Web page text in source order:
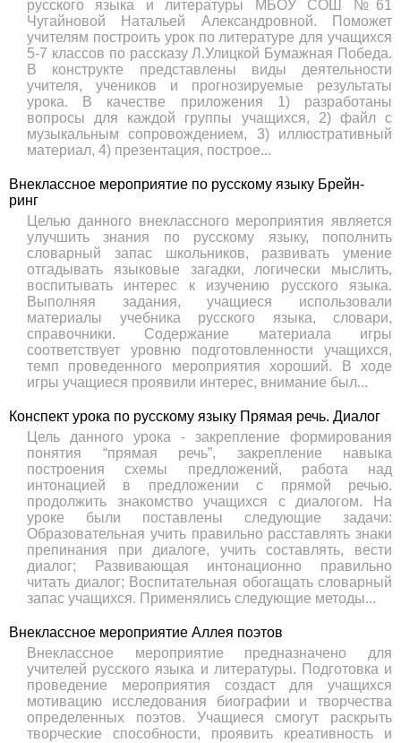
русского языка и литературы МБОУ СОШ №61
Чугайновой Натальей Александровной. Поможет
учителям построить урок по литературе для учащихся
5-7 классов по рассказу Л.Улицкой Бумажная Победа.
В конструкте представлены виды деятельности
учителя, учеников и прогнозируемые результаты
урока. В качестве приложения 1) разработаны
вопросы для каждой группы учащихся, 2) файл с
музыкальным сопровождением, 3) иллюстративный
материал, 4) презентация, построе...
Внеклассное мероприятие по русскому языку Брейн-
ринг
Целью данного внеклассного мероприятия является
улучшить знания по русскому языку, пополнить
словарный запас школьников, развивать умение
отгадывать языковые загадки, логически мыслить,
воспитывать интерес к изучению русского языка.
Выполняя задания, учащиеся использовали
материалы учебника русского языка, словари,
справочники. Содержание материала игры
соответствует уровню подготовленности учащихся,
темп проведенного мероприятия хороший. В ходе
игры учащиеся проявили интерес, внимание был...
Конспект урока по русскому языку Прямая речь. Диалог
Цель данного урока - закрепление формирования
понятия “прямая речь”, закрепление навыка
построения схемы предложений, работа над
интонацией в предложении с прямой речью.
продолжить знакомство учащихся с диалогом. На
уроке были поставлены следующие задачи:
Образовательная учить правильно расставлять знаки
препинания при диалоге, учить составлять, вести
диалог; Развивающая интонационно правильно
читать диалог; Воспитательная обогащать словарный
запас учащихся. Применялись следующие методы...
Внеклассное мероприятие Аллея поэтов
Внеклассное мероприятие предназначено для
учителей русского языка и литературы. Подготовка и
проведение мероприятия создаст для учащихся
мотивацию исследования биографии и творчества
определенных поэтов. Учащиеся смогут раскрыть
творческие способности, проявить креативность и